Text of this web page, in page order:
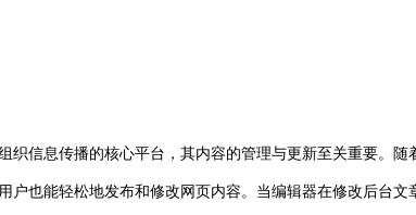
织信息传播的核心平台，其内容的管理与更新至关重要。
户也能轻松地发布和修改网页内容。当编辑器在修改后台